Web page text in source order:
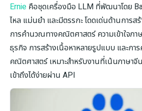
Ernie คือชุดเครื่องมือ LLM ที่พัฒนาโดย
ไหล แม่นยำ และมีตรรกะ โดดเด่นด้านการ
การคำนวณทางคณิตศาสตร์ ความเข้าใจภา
ธุรกิจ การสร้างเนื้อหาหลายรูปแบบ และกา
คณิตศาสตร์ เหมาะสำหรับงานที่เน้นภาษาจีน
เข้าถึงได้ง่ายผ่าน API